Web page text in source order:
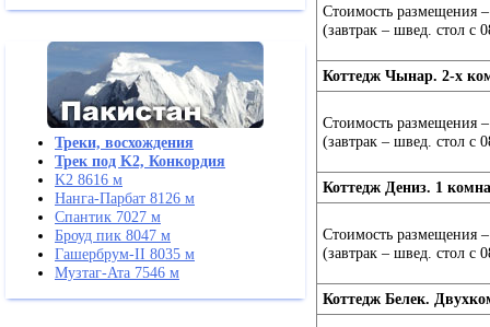
Треки, восхождения
Трек под K2, Конкордия
K2 8616 м
Нанга-Парбат 8126 м
Спантик 7027 м
Броуд пик 8047 м
Гашербрум-II 8035 м
Музтаг-Ата 7546 м
Стоимость размещения
(завтрак – швед. стол с
Коттедж Чынар. 2-х
Стоимость размещения
(завтрак – швед. стол с
Коттедж Дениз. 1
Стоимость размещения
(завтрак – швед. стол с
Коттедж Белек.